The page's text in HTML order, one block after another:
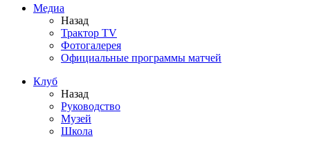
Медиа
Назад
Трактор TV
Фотогалерея
Официальные программы матчей
Клуб
Назад
Руководство
Музей
Школа